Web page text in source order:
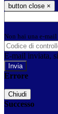
button close ×
Non hai una e-
E-mail inviata,
Errore
Chiudi
Successo